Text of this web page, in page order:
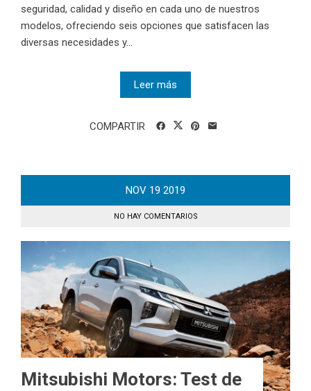
seguridad, calidad y diseño en cada uno de nuestros
modelos, ofreciendo seis opciones que satisfacen las
diversas necesidades y...
Leer más
COMPARTIR
NOV 19 2019
NO HAY COMENTARIOS
Mitsubishi Motors: Test de